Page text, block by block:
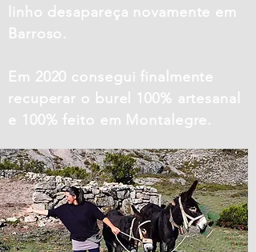
linho desapareça novamente em
Barroso.
Em 2020 consegui finalmente
recuperar o burel 100% artesanal
e 100% feito em Montalegre.